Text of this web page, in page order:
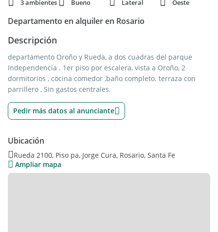
3 ambientes
Bueno Lateral Oeste
Departamento en alquiler en Rosario
Descripción
departamento Oroño y Rueda, a dos cuadras del parque
Independencia . 1er piso por escalera, vista a Oroño, 2
dormitorios , cocina comedor ,baño completo. terraza con
parrillero , Sin gastos centrales.
Pedir más datos al anunciante
Ubicación
Rueda 2100, Piso pa, Jorge Cura, Rosario, Santa Fe
Ampliar mapa